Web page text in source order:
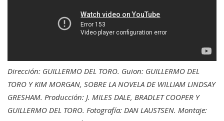
Dirección: GUILLERMO DEL TORO. Guion: GUILLERMO DEL
TORO Y KIM MORGAN, SOBRE LA NOVELA DE WILLIAM LINDSAY
GRESHAM. Producción: J. MILES DALE, BRADLET COOPER Y
GUILLERMO DEL TORO. Fotografía: DAN LAUSTSEN. Montaje: